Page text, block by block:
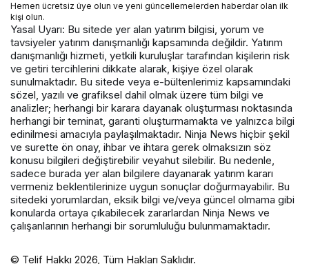
Hemen ücretsiz üye olun ve yeni güncellemelerden haberdar olan ilk
kişi olun.
Yasal Uyarı: Bu sitede yer alan yatırım bilgisi, yorum ve
tavsiyeler yatırım danışmanlığı kapsamında değildir. Yatırım
danışmanlığı hizmeti, yetkili kuruluşlar tarafından kişilerin risk
ve getiri tercihlerini dikkate alarak, kişiye özel olarak
sunulmaktadır. Bu sitede veya e-bültenlerimiz kapsamındaki
sözel, yazılı ve grafiksel dahil olmak üzere tüm bilgi ve
analizler; herhangi bir karara dayanak oluşturması noktasında
herhangi bir teminat, garanti oluşturmamakta ve yalnızca bilgi
edinilmesi amacıyla paylaşılmaktadır. Ninja News hiçbir şekil
ve surette ön onay, ihbar ve ihtara gerek olmaksızın söz
konusu bilgileri değiştirebilir veyahut silebilir. Bu nedenle,
sadece burada yer alan bilgilere dayanarak yatırım kararı
vermeniz beklentilerinize uygun sonuçlar doğurmayabilir. Bu
sitedeki yorumlardan, eksik bilgi ve/veya güncel olmama gibi
konularda ortaya çıkabilecek zararlardan Ninja News ve
çalışanlarının herhangi bir sorumluluğu bulunmamaktadır.
© Telif Hakkı 2026, Tüm Hakları Saklıdır.